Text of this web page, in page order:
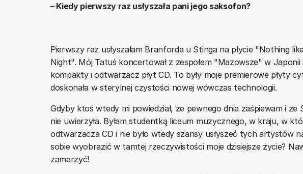
– Kiedy pierwszy raz usłyszała pani jego saksofon?
Pierwszy raz usłyszałam Branforda u Stinga na płycie "Nothing
Night". Mój Tatuś koncertował z zespołem "Mazowsze" w
kompakty i odtwarzacz płyt CD. To były moje premierowe płyty
doskonała w sterylnej czystości nowej wówczas technologii.
Gdyby ktoś wtedy mi powiedział, że pewnego dnia zaśpiewam i
nie uwierzyła. Byłam studentką liceum muzycznego, w kraju, w
odtwarzacza CD i nie było wtedy szansy usłyszeć tych artystów
sobie wyobrazić w tamtej rzeczywistości moje dzisiejsze życie?
zamarzyć!